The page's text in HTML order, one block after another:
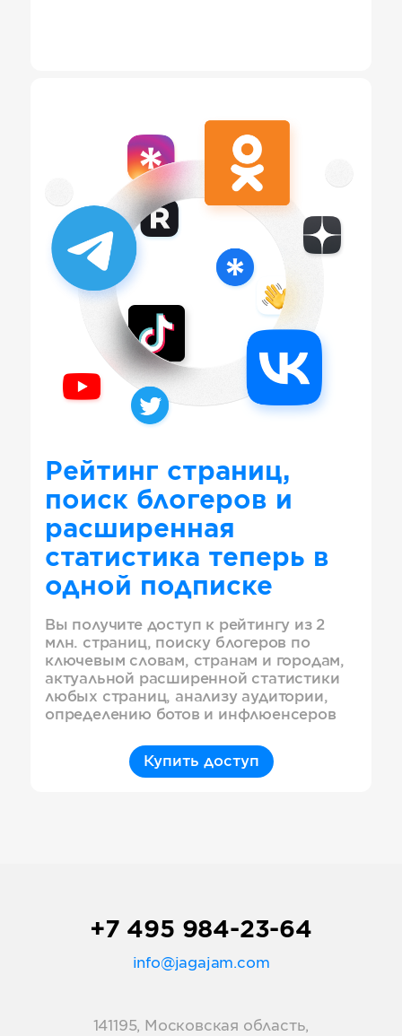
Рейтинг страниц,
поиск блогеров и
расширенная
статистика теперь в
одной подписке
Вы получите доступ к рейтингу из 2
млн. страниц, поиску блогеров по
ключевым словам, странам и городам,
актуальной расширенной статистики
любых страниц, анализу аудитории,
определению ботов и инфлюенсеров
Купить доступ
+7 495 984-23-64
info@jagajam.com
141195, Московская область,